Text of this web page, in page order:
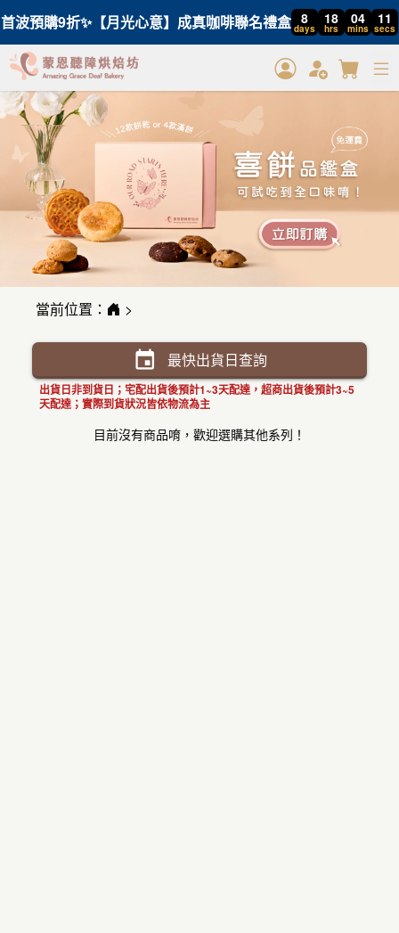
首波預購9折✨【月光心意】成真咖啡聯名禮盒 8
days
18
hrs
04
mins
11
secs
當前位置： >
event 最快出貨日查詢
出貨日非到貨日； 宅配出貨後預計1~3天配達， 超商出貨後預計3~5
天配達； 實際到貨狀況皆依物流為主
目前沒有商品唷，歡迎選購其他系列！